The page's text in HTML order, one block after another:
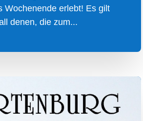
Wochenende erlebt! Es gilt
denen, die zum...